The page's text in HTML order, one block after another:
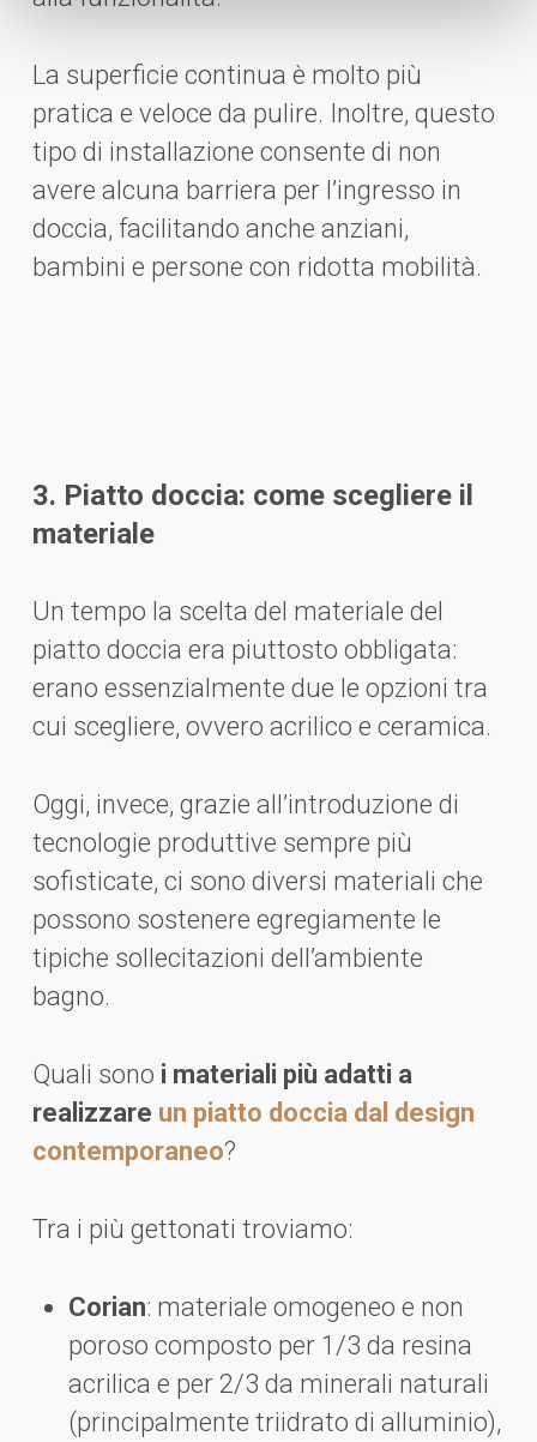
La superficie continua è molto più
pratica e veloce da pulire. Inoltre, questo
tipo di installazione consente di non
avere alcuna barriera per l’ingresso in
doccia, facilitando anche anziani,
bambini e persone con ridotta mobilità.
3. Piatto doccia: come scegliere il
materiale
Un tempo la scelta del materiale del
piatto doccia era piuttosto obbligata:
erano essenzialmente due le opzioni tra
cui scegliere, ovvero acrilico e ceramica.
Oggi, invece, grazie all’introduzione di
tecnologie produttive sempre più
sofisticate, ci sono diversi materiali che
possono sostenere egregiamente le
tipiche sollecitazioni dell’ambiente
bagno.
Quali sono i materiali più adatti a
realizzare un piatto doccia dal design
contemporaneo?
Tra i più gettonati troviamo:
Corian: materiale omogeneo e non
poroso composto per 1/3 da resina
acrilica e per 2/3 da minerali naturali
(principalmente triidrato di alluminio),